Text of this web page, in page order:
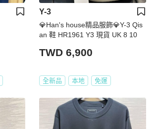
Y-3
💎Han's house精品服飾💎Y-3 Qis
an 鞋 HR1961 Y3 現貨 UK 8 10
TWD 6,900
全新品 本地 免運